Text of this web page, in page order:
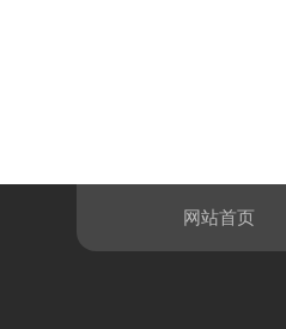
网站首页